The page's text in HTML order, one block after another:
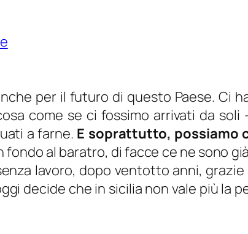
per il futuro di questo Paese. Ci
come se ci fossimo arrivati da soli
a farne. E soprattutto, possiamo
fondo al baratro, di facce ce ne sono
lavoro, dopo ventotto anni,
decide che in sicilia non vale più la